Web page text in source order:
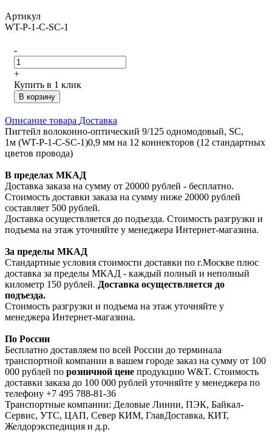
Артикул
WT-P-1-C-SC-1
-
+
Купить в 1 клик
В корзину
Описание товара Доставка
Пигтейл волоконно-оптический 9/125 одномодовый, SC,
1м (WT-P-1-C-SC-1)0,9 мм на 12 коннекторов (12 стандартных
цветов провода)
В пределах МКАД
Доставка заказа на сумму от 20000 рублей - бесплатно.
Стоимость доставки заказа на сумму ниже 20000 рублей
составляет 500 рублей.
Доставка осуществляется до подъезда. Стоимость разгрузки и
подъема на этаж уточняйте у менеджера Интернет-магазина.
За пределы МКАД
Стандартные условия стоимости доставки по г.Москве плюс
доставка за пределы МКАД - каждый полный и неполный
километр 150 рублей. Доставка осуществляется до
подъезда.
Стоимость разгрузки и подъема на этаж уточняйте у
менеджера Интернет-магазина.
По России
Бесплатно доставляем по всей России до терминала
транспортной компании в вашем городе заказ на сумму от 100
000 рублей по розничной цене продукцию W&T. Стоимость
доставки заказа до 100 000 рублей уточняйте у менеджера по
телефону +7 495 788-81-36
Транспортные компании: Деловые Линии, ПЭК, Байкал-
Сервис, УТС, ЦАП, Север КИМ, ГлавДоставка, КИТ,
Желдорэкспедиция и д.р.